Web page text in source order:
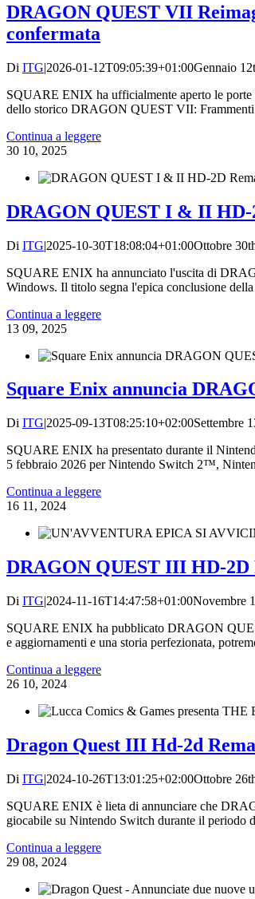
DRAGON QUEST VII
confermata
Di ITG|2026-01-12T09:05:39+01:00Gennaio
SQUARE ENIX ha ufficialmente aperto le
dello storico DRAGON QUEST VII:
Continua a leggere
30 10, 2025
DRAGON QUEST I & II HD-
Di ITG|2025-10-30T18:08:04+01:00Ottobre
SQUARE ENIX ha annunciato l'uscita di
Windows. Il titolo segna l'epica conclusione
Continua a leggere
13 09, 2025
Square Enix annuncia
Di ITG|2025-09-13T08:25:10+02:00Settembre
SQUARE ENIX ha presentato durante il
5 febbraio 2026 per Nintendo Switch 2™,
Continua a leggere
16 11, 2024
DRAGON QUEST III HD-2D
Di ITG|2024-11-16T14:47:58+01:00Novembre
SQUARE ENIX ha pubblicato DRAGON
e aggiornamenti e una storia perfezionata,
Continua a leggere
26 10, 2024
Dragon Quest III Hd-2d
Di ITG|2024-10-26T13:01:25+02:00Ottobre
SQUARE ENIX è lieta di annunciare che
giocabile su Nintendo Switch durante il periodo
Continua a leggere
29 08, 2024